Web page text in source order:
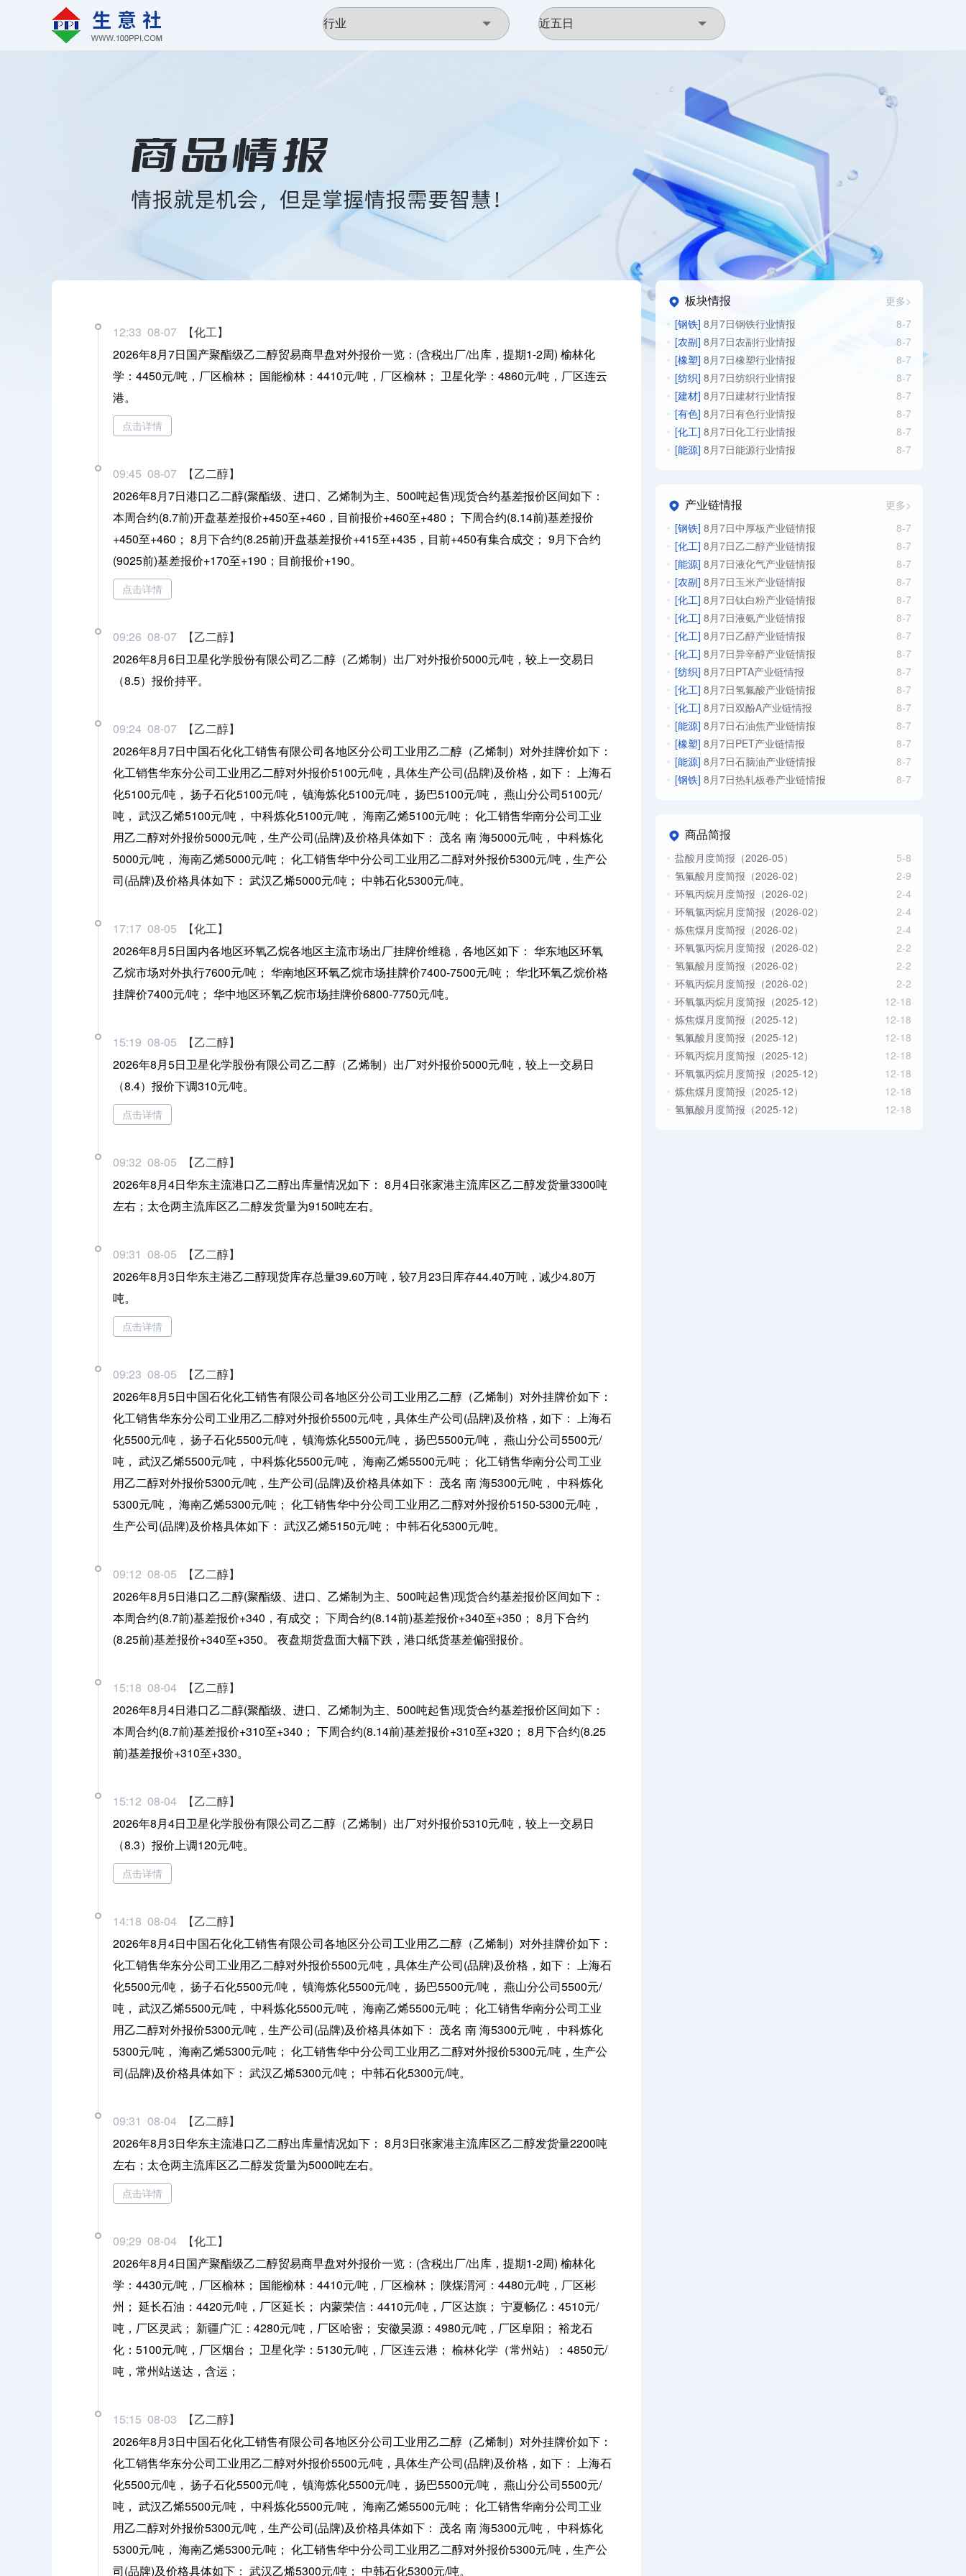
12:33 08-07
【化工】
2026年8月7日国产聚酯级乙二醇贸易商早盘对外报价一览：(含税出厂/出库，提期1-2周) 榆林化
学：4450元/吨，厂区榆林； 国能榆林：4410元/吨，厂区榆林； 卫星化学：4860元/吨，厂区连云
港。
点击详情
09:45 08-07
【乙二醇】
2026年8月7日港口乙二醇(聚酯级、进口、乙烯制为主、500吨起售)现货合约基差报价区间如下：
本周合约(8.7前)开盘基差报价+450至+460，目前报价+460至+480； 下周合约(8.14前)基差报价
+450至+460； 8月下合约(8.25前)开盘基差报价+415至+435，目前+450有集合成交； 9月下合约
(9025前)基差报价+170至+190；目前报价+190。
点击详情
09:26 08-07
【乙二醇】
2026年8月6日卫星化学股份有限公司乙二醇（乙烯制）出厂对外报价5000元/吨，较上一交易日
（8.5）报价持平。
09:24 08-07
【乙二醇】
2026年8月7日中国石化化工销售有限公司各地区分公司工业用乙二醇（乙烯制）对外挂牌价如下：
化工销售华东分公司工业用乙二醇对外报价5100元/吨，具体生产公司(品牌)及价格，如下： 上海石
化5100元/吨， 扬子石化5100元/吨， 镇海炼化5100元/吨， 扬巴5100元/吨， 燕山分公司5100元/
吨， 武汉乙烯5100元/吨， 中科炼化5100元/吨， 海南乙烯5100元/吨； 化工销售华南分公司工业
用乙二醇对外报价5000元/吨，生产公司(品牌)及价格具体如下： 茂名 南 海5000元/吨， 中科炼化
5000元/吨， 海南乙烯5000元/吨； 化工销售华中分公司工业用乙二醇对外报价5300元/吨，生产公
司(品牌)及价格具体如下： 武汉乙烯5000元/吨； 中韩石化5300元/吨。
17:17 08-05
【化工】
2026年8月5日国内各地区环氧乙烷各地区主流市场出厂挂牌价维稳，各地区如下： 华东地区环氧
乙烷市场对外执行7600元/吨； 华南地区环氧乙烷市场挂牌价7400-7500元/吨； 华北环氧乙烷价格
挂牌价7400元/吨； 华中地区环氧乙烷市场挂牌价6800-7750元/吨。
15:19 08-05
【乙二醇】
2026年8月5日卫星化学股份有限公司乙二醇（乙烯制）出厂对外报价5000元/吨，较上一交易日
（8.4）报价下调310元/吨。
点击详情
09:32 08-05
【乙二醇】
2026年8月4日华东主流港口乙二醇出库量情况如下： 8月4日张家港主流库区乙二醇发货量3300吨
左右；太仓两主流库区乙二醇发货量为9150吨左右。
09:31 08-05
【乙二醇】
2026年8月3日华东主港乙二醇现货库存总量39.60万吨，较7月23日库存44.40万吨，减少4.80万
吨。
点击详情
09:23 08-05
【乙二醇】
2026年8月5日中国石化化工销售有限公司各地区分公司工业用乙二醇（乙烯制）对外挂牌价如下：
化工销售华东分公司工业用乙二醇对外报价5500元/吨，具体生产公司(品牌)及价格，如下： 上海石
化5500元/吨， 扬子石化5500元/吨， 镇海炼化5500元/吨， 扬巴5500元/吨， 燕山分公司5500元/
吨， 武汉乙烯5500元/吨， 中科炼化5500元/吨， 海南乙烯5500元/吨； 化工销售华南分公司工业
用乙二醇对外报价5300元/吨，生产公司(品牌)及价格具体如下： 茂名 南 海5300元/吨， 中科炼化
5300元/吨， 海南乙烯5300元/吨； 化工销售华中分公司工业用乙二醇对外报价5150-5300元/吨，
生产公司(品牌)及价格具体如下： 武汉乙烯5150元/吨； 中韩石化5300元/吨。
09:12 08-05
【乙二醇】
2026年8月5日港口乙二醇(聚酯级、进口、乙烯制为主、500吨起售)现货合约基差报价区间如下：
本周合约(8.7前)基差报价+340，有成交； 下周合约(8.14前)基差报价+340至+350； 8月下合约
(8.25前)基差报价+340至+350。 夜盘期货盘面大幅下跌，港口纸货基差偏强报价。
15:18 08-04
【乙二醇】
2026年8月4日港口乙二醇(聚酯级、进口、乙烯制为主、500吨起售)现货合约基差报价区间如下：
本周合约(8.7前)基差报价+310至+340； 下周合约(8.14前)基差报价+310至+320； 8月下合约(8.25
前)基差报价+310至+330。
15:12 08-04
【乙二醇】
2026年8月4日卫星化学股份有限公司乙二醇（乙烯制）出厂对外报价5310元/吨，较上一交易日
（8.3）报价上调120元/吨。
点击详情
14:18 08-04
【乙二醇】
2026年8月4日中国石化化工销售有限公司各地区分公司工业用乙二醇（乙烯制）对外挂牌价如下：
化工销售华东分公司工业用乙二醇对外报价5500元/吨，具体生产公司(品牌)及价格，如下： 上海石
化5500元/吨， 扬子石化5500元/吨， 镇海炼化5500元/吨， 扬巴5500元/吨， 燕山分公司5500元/
吨， 武汉乙烯5500元/吨， 中科炼化5500元/吨， 海南乙烯5500元/吨； 化工销售华南分公司工业
用乙二醇对外报价5300元/吨，生产公司(品牌)及价格具体如下： 茂名 南 海5300元/吨， 中科炼化
5300元/吨， 海南乙烯5300元/吨； 化工销售华中分公司工业用乙二醇对外报价5300元/吨，生产公
司(品牌)及价格具体如下： 武汉乙烯5300元/吨； 中韩石化5300元/吨。
09:31 08-04
【乙二醇】
2026年8月3日华东主流港口乙二醇出库量情况如下： 8月3日张家港主流库区乙二醇发货量2200吨
左右；太仓两主流库区乙二醇发货量为5000吨左右。
点击详情
09:29 08-04
【化工】
2026年8月4日国产聚酯级乙二醇贸易商早盘对外报价一览：(含税出厂/出库，提期1-2周) 榆林化
学：4430元/吨，厂区榆林； 国能榆林：4410元/吨，厂区榆林； 陕煤渭河：4480元/吨，厂区彬
州； 延长石油：4420元/吨，厂区延长； 内蒙荣信：4410元/吨，厂区达旗； 宁夏畅亿：4510元/
吨，厂区灵武； 新疆广汇：4280元/吨，厂区哈密； 安徽昊源：4980元/吨，厂区阜阳； 裕龙石
化：5100元/吨，厂区烟台； 卫星化学：5130元/吨，厂区连云港； 榆林化学（常州站）：4850元/
吨，常州站送达，含运；
15:15 08-03
【乙二醇】
2026年8月3日中国石化化工销售有限公司各地区分公司工业用乙二醇（乙烯制）对外挂牌价如下：
化工销售华东分公司工业用乙二醇对外报价5500元/吨，具体生产公司(品牌)及价格，如下： 上海石
化5500元/吨， 扬子石化5500元/吨， 镇海炼化5500元/吨， 扬巴5500元/吨， 燕山分公司5500元/
吨， 武汉乙烯5500元/吨， 中科炼化5500元/吨， 海南乙烯5500元/吨； 化工销售华南分公司工业
用乙二醇对外报价5300元/吨，生产公司(品牌)及价格具体如下： 茂名 南 海5300元/吨， 中科炼化
5300元/吨， 海南乙烯5300元/吨； 化工销售华中分公司工业用乙二醇对外报价5300元/吨，生产公
司(品牌)及价格具体如下： 武汉乙烯5300元/吨； 中韩石化5300元/吨。
板块情报
更多>
[钢铁] 8月7日钢铁行业情报
8-7
[农副] 8月7日农副行业情报
8-7
[橡塑] 8月7日橡塑行业情报
8-7
[纺织] 8月7日纺织行业情报
8-7
[建材] 8月7日建材行业情报
8-7
[有色] 8月7日有色行业情报
8-7
[化工] 8月7日化工行业情报
8-7
[能源] 8月7日能源行业情报 8-7
产业链情报
更多>
[钢铁] 8月7日中厚板产业链情报
8-7
[化工] 8月7日乙二醇产业链情报
8-7
[能源] 8月7日液化气产业链情报
8-7
[农副] 8月7日玉米产业链情报
8-7
[化工] 8月7日钛白粉产业链情报
8-7
[化工] 8月7日液氨产业链情报
8-7
[化工] 8月7日乙醇产业链情报
8-7
[化工] 8月7日异辛醇产业链情报
8-7
[纺织] 8月7日PTA产业链情报
8-7
[化工] 8月7日氢氟酸产业链情报
8-7
[化工] 8月7日双酚A产业链情报
8-7
[能源] 8月7日石油焦产业链情报
8-7
[橡塑] 8月7日PET产业链情报
8-7
[能源] 8月7日石脑油产业链情报
8-7
[钢铁] 8月7日热轧板卷产业链情报 8-7
商品简报
盐酸月度简报（2026-05）
5-8
氢氟酸月度简报（2026-02）
2-9
环氧丙烷月度简报（2026-02）
2-4
环氧氯丙烷月度简报（2026-02）
2-4
炼焦煤月度简报（2026-02）
2-4
环氧氯丙烷月度简报（2026-02）
2-2
氢氟酸月度简报（2026-02）
2-2
环氧丙烷月度简报（2026-02）
2-2
环氧氯丙烷月度简报（2025-12）
12-18
炼焦煤月度简报（2025-12）
12-18
氢氟酸月度简报（2025-12）
12-18
环氧丙烷月度简报（2025-12）
12-18
环氧氯丙烷月度简报（2025-12）
12-18
炼焦煤月度简报（2025-12）
12-18
氢氟酸月度简报（2025-12）
12-18